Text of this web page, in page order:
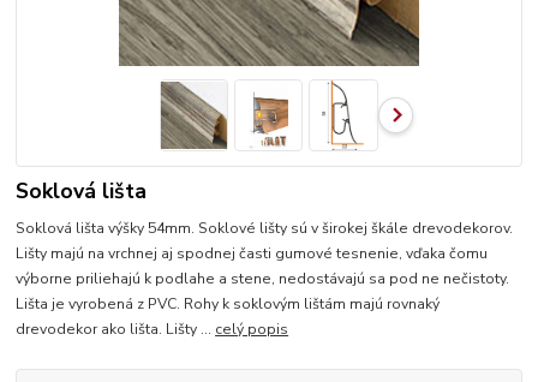
Soklová lišta
Soklová lišta výšky 54mm. Soklové lišty sú v širokej škále drevodekorov.
Lišty majú na vrchnej aj spodnej časti gumové tesnenie, vďaka čomu
výborne priliehajú k podlahe a stene, nedostávajú sa pod ne nečistoty.
Lišta je vyrobená z PVC. Rohy k soklovým lištám majú rovnaký
drevodekor ako lišta. Lišty ... celý popis